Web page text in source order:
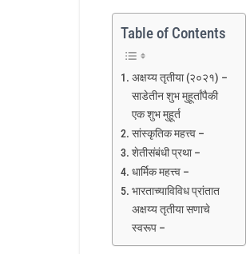
Table of Contents
अक्षय्य तृतीया (२०२१) –
साडेतीन शुभ मुहूर्तांपैकी
एक शुभ मुहूर्त
सांस्कृतिक महत्त्व –
शेतीसंबंधी प्रथा –
धार्मिक महत्त्व –
भारताच्याविविध प्रांतात
अक्षय्य तृतीया सणाचे
स्वरूप –